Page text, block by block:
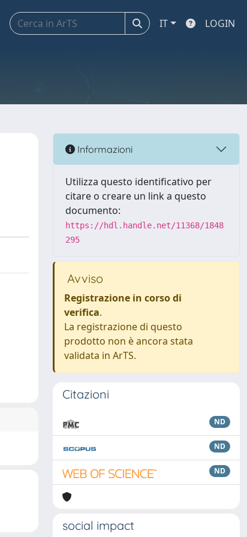
IT LOGIN
Informazioni
Utilizza questo identificativo per
citare o creare un link a questo
documento:
https://hdl.handle.net/11368/1848
295
Avviso
Registrazione in corso di
verifica.
La registrazione di questo
prodotto non è ancora stata
validata in ArTS.
Citazioni
ND
ND
ND
social impact